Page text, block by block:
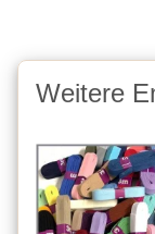
Weitere